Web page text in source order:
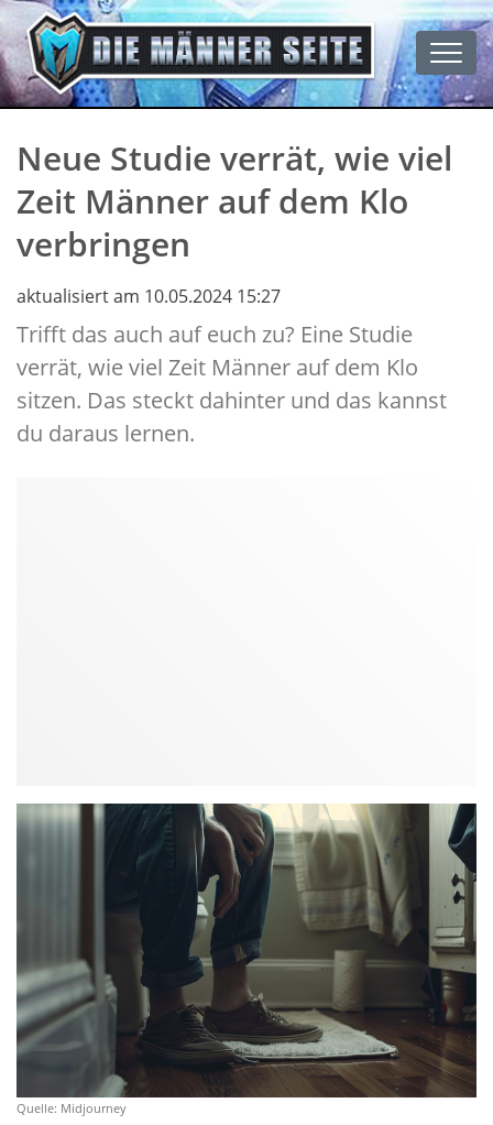
Neue Studie verrät, wie viel
Zeit Männer auf dem Klo
verbringen
aktualisiert am 10.05.2024 15:27
Trifft das auch auf euch zu? Eine Studie
verrät, wie viel Zeit Männer auf dem Klo
sitzen. Das steckt dahinter und das kannst
du daraus lernen.
Quelle: Midjourney